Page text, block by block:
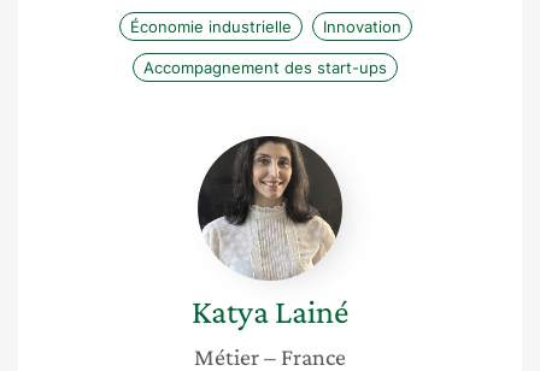
Économie industrielle
Innovation
Accompagnement des start-ups
Katya
Lainé
KatyaLainé
Métier– France